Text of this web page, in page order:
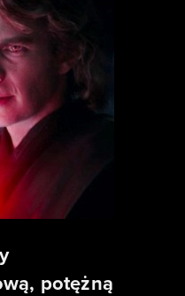
potężną